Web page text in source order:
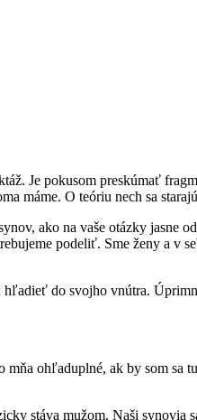
Je pokusom preskúmať
máme. O teóriu nech sa
ako na vaše otázky
podeliť. Sme ženy a v
do svojho vnútra.
ohľaduplné, ak by som
stáva mužom. Naši synovia